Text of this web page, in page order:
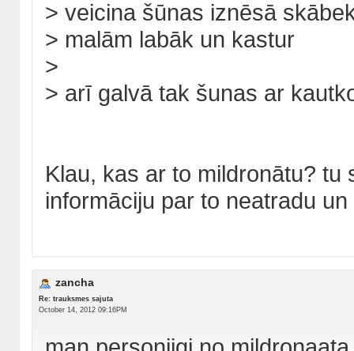
> veicina šūnas iznēsā
> malām labāk un kastur
>
> arī galvā tak šunas ar
Klau, kas ar to mildronātu?
informāciju par to neatradu
zancha
Re: trauksmes sajuta
October 14, 2012 09:16PM